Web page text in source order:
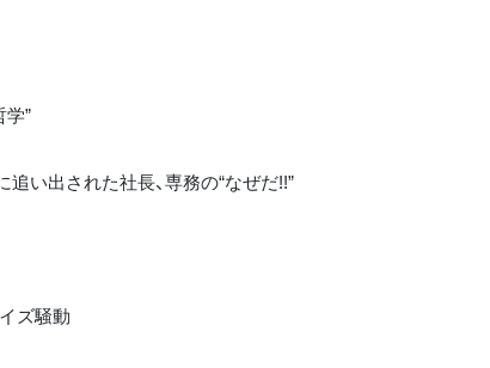
学”
追い出された社長、専務の“なぜだ!!”
ズ騒動